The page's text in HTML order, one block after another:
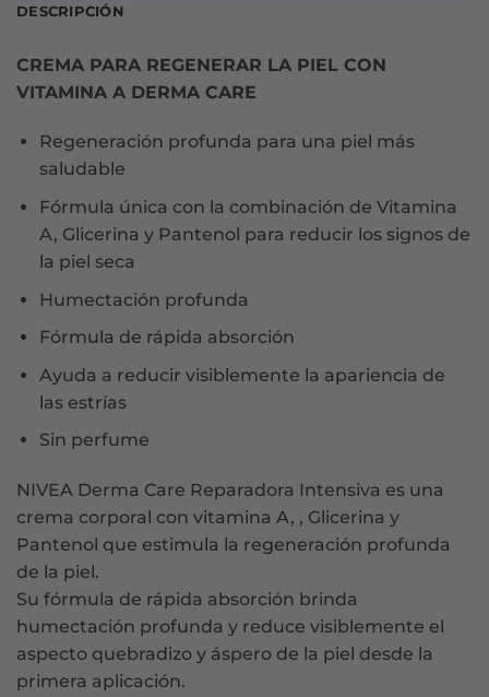
DESCRIPCIÓN
CREMA PARA REGENERAR LA PIEL CON
VITAMINA A DERMA CARE
Regeneración profunda para una piel más
saludable
Fórmula única con la combinación de Vitamina
A, Glicerina y Pantenol para reducir los signos de
la piel seca
Humectación profunda
Fórmula de rápida absorción
Ayuda a reducir visiblemente la apariencia de
las estrías
Sin perfume
NIVEA Derma Care Reparadora Intensiva es una
crema corporal con vitamina A, , Glicerina y
Pantenol que estimula la regeneración profunda
de la piel.
Su fórmula de rápida absorción brinda
humectación profunda y reduce visiblemente el
aspecto quebradizo y áspero de la piel desde la
primera aplicación.